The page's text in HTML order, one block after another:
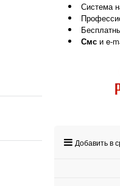
Система
Смс и e-
Добавить в